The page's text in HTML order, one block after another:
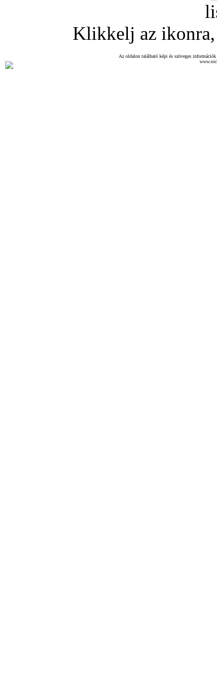
Klikkelj az ikonra,
Az oldalon található képi és szöveges információk